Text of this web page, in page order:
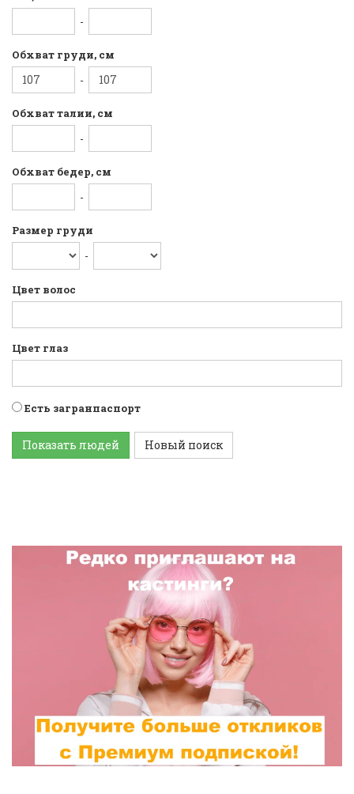
-
Обхват груди, см
-
Обхват талии, см
-
Обхват бедер, см
-
Размер груди
-
Цвет волос
Цвет глаз
Есть загранпаспорт
Показать людей Новый поиск